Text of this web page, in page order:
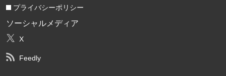
プライバシーポリシー
ソーシャルメディア
X
Feedly